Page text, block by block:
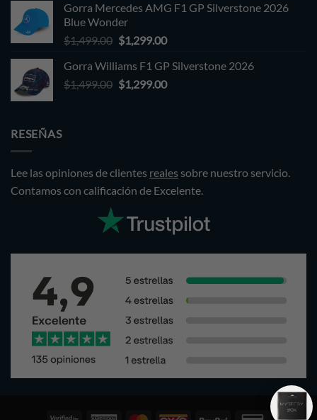
$1,499.00.$1,299.00.
Gorra Mercedes AMG F1 GP Silverstone 2026
Blue Wonder
$1,499.00 Original
was:
$1,499.00.
$1,299.00Current
is:
$1,299.00.
Gorra Williams F1 GP Silverstone 2026
$1,499.00 Original
$1,299.00Current
RESEÑAS
Lee las opiniones de clientes reales sobre nuestro servicio.
Contamos con calificación de Excelente.